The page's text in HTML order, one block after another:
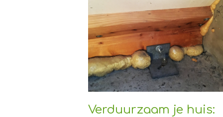
Verduurzaam je huis: